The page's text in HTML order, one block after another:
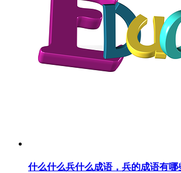
什么什么兵什么成语，兵的成语有哪